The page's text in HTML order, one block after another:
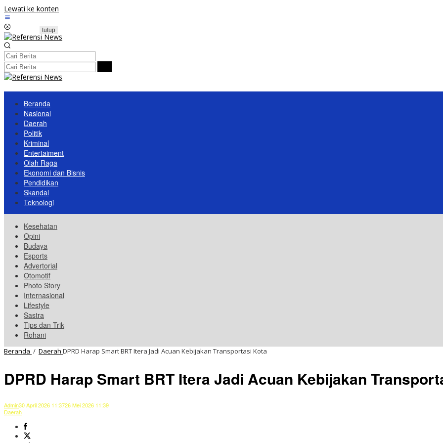
Lewati ke konten
Beranda
Nasional
Daerah
Politik
Kriminal
Entertaiment
Olah Raga
Ekonomi dan Bisnis
Pendidikan
Skandal
Teknologi
Kesehatan
Opini
Budaya
Esports
Advertorial
Otomotif
Photo Story
Internasional
Lifestyle
Sastra
Tips dan Trik
Rohani
tutup
Beranda / Daerah DPRD Harap Smart BRT Itera Jadi Acuan Kebijakan Transportasi Kota
DPRD Harap Smart BRT Itera Jadi Acuan Kebijakan
Admin30 April 2026 11:3726 Mei 2026 11:39
Daerah